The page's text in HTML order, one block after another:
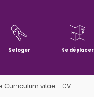
Se loger Se déplacer
Curriculum vitae - CV